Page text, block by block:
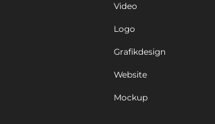
Video
Logo
Grafikdesign
Website
Mockup